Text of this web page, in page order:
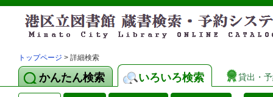
トップページ > 詳細検索
かんたん検索 いろいろ検索 貸出・